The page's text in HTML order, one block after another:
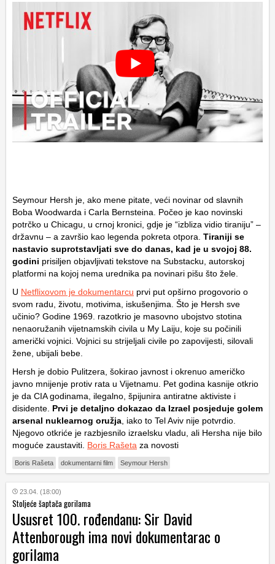
Seymour Hersh je, ako mene pitate, veći novinar od slavnih
Boba Woodwarda i Carla Bernsteina. Počeo je kao novinski
potrčko u Chicagu, u crnoj kronici, gdje je “izbliza vidio tiraniju” –
državnu – a završio kao legenda pokreta otpora. Tiraniji se
nastavio suprotstavljati sve do danas, kad je u svojoj 88.
godini prisiljen objavljivati tekstove na Substacku, autorskoj
platformi na kojoj nema urednika pa novinari pišu što žele.
U Netflixovom je dokumentarcu prvi put opširno progovorio o
svom radu, životu, motivima, iskušenjima. Što je Hersh sve
učinio? Godine 1969. razotkrio je masovno ubojstvo stotina
nenaoružanih vijetnamskih civila u My Laiju, koje su počinili
američki vojnici. Vojnici su strijeljali civile po zapovijesti, silovali
žene, ubijali bebe.
Hersh je dobio Pulitzera, šokirao javnost i okrenuo američko
javno mnijenje protiv rata u Vijetnamu. Pet godina kasnije otkrio
je da CIA godinama, ilegalno, špijunira antiratne aktiviste i
disidente. Prvi je detaljno dokazao da Izrael posjeduje golem
arsenal nuklearnog oružja , iako to Tel Aviv nije potvrdio.
Njegovo otkriće je razbjesnilo izraelsku vladu, ali Hersha nije bilo
moguće zaustaviti. Boris Rašeta za novosti
Boris Rašeta dokumentarni film Seymour Hersh
23.04. (18:00)
Stoljeće šaptača gorilama
Ususret 100. rođendanu: Sir David
Attenborough ima novi dokumentarac o
gorilama